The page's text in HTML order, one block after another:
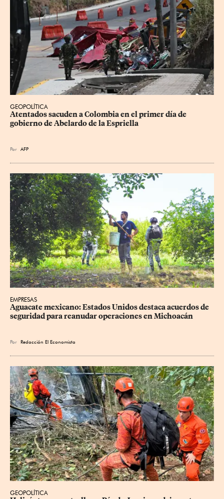
GEOPOLÍTICA
Atentados sacuden a Colombia en el primer día de
gobierno de Abelardo de la Espriella
Por AFP
EMPRESAS
Aguacate mexicano: Estados Unidos destaca acuerdos de
seguridad para reanudar operaciones en Michoacán
Por Redacción El Economista
GEOPOLÍTICA